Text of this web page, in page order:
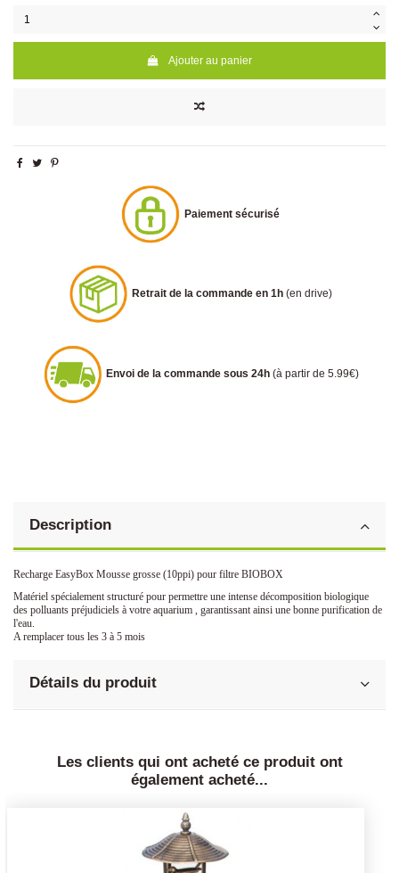
Ajouter au panier
Paiement sécurisé
Retrait de la commande en 1h (en drive)
Envoi de la commande sous 24h (à partir de 5.99€)
Description
Recharge EasyBox Mousse grosse (10ppi) pour filtre BIOBOX
Matériel spécialement structuré pour permettre une intense décomposition biologique
des polluants préjudiciels à votre aquarium , garantissant ainsi une bonne purification de
l'eau.
A remplacer tous les 3 à 5 mois
Détails du produit
Les clients qui ont acheté ce produit ont
également acheté...